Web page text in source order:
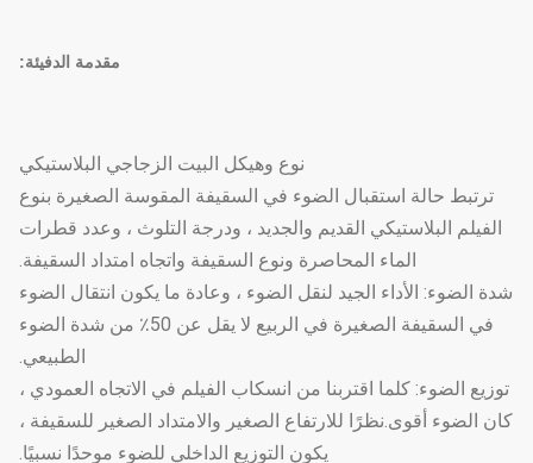
مقدمة الدفيئة:
نوع وهيكل البيت الزجاجي البلاستيكي
ترتبط حالة استقبال الضوء في السقيفة المقوسة الصغيرة بنوع
الفيلم البلاستيكي القديم والجديد ، ودرجة التلوث ، وعدد قطرات
الماء المحاصرة ونوع السقيفة واتجاه امتداد السقيفة.
شدة الضوء: الأداء الجيد لنقل الضوء ، وعادة ما يكون انتقال الضوء
في السقيفة الصغيرة في الربيع لا يقل عن 50٪ من شدة الضوء
الطبيعي.
توزيع الضوء: كلما اقتربنا من انسكاب الفيلم في الاتجاه العمودي ،
كان الضوء أقوى.نظرًا للارتفاع الصغير والامتداد الصغير للسقيفة ،
يكون التوزيع الداخلي للضوء موحدًا نسبيًا.